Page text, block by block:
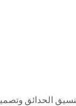
الحدائق